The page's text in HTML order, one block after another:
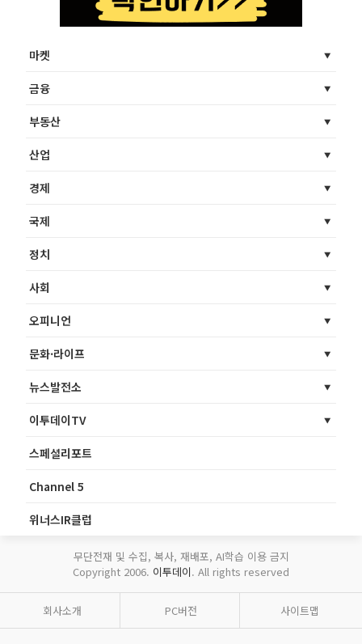
마켓
금융
부동산
산업
경제
국제
정치
사회
오피니언
문화·라이프
뉴스발전소
이투데이TV
스페셜리포트
Channel 5
위너스IR클럽
무단전재 및 수집, 복사, 재배포, AI학습 이용 금지
Copyright 2006. 이투데이. All rights reserved
회사소개 PC버전 사이트맵